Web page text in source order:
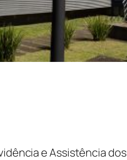
e Assistência dos